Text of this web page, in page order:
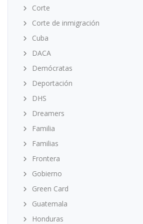
Corte
Corte de inmigración
Cuba
DACA
Demócratas
Deportación
DHS
Dreamers
Familia
Familias
Frontera
Gobierno
Green Card
Guatemala
Honduras